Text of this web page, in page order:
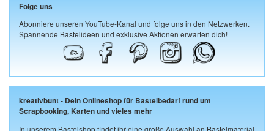
Folge uns
Abonniere unseren YouTube-Kanal und folge uns in den Netzwerken.
Spannende Bastelideen und exklusive Aktionen erwarten dich!
kreativbunt - Dein Onlineshop für Bastelbedarf rund um
Scrapbooking, Karten und vieles mehr